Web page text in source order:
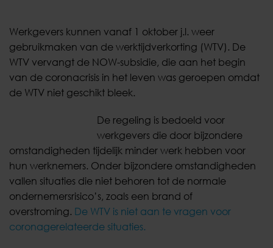
Werkgevers kunnen vanaf 1 oktober j.l. weer
gebruikmaken van de werktijdverkorting (WTV). De
WTV vervangt de NOW-subsidie, die aan het begin
van de coronacrisis in het leven was geroepen omdat
de WTV niet geschikt bleek.
De regeling is bedoeld voor
werkgevers die door bijzondere
omstandigheden tijdelijk minder werk hebben voor
hun werknemers. Onder bijzondere omstandigheden
vallen situaties die niet behoren tot de normale
ondernemersrisico’s, zoals een brand of
overstroming. De WTV is niet aan te vragen voor
coronagerelateerde situaties.